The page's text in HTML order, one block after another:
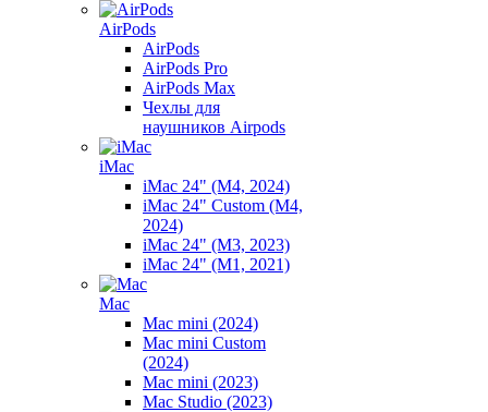
AirPods
AirPods
AirPods Pro
AirPods Max
Чехлы для
наушников Airpods
iMac
iMac 24" (M4, 2024)
iMac 24" Custom (M4,
2024)
iMac 24" (M3, 2023)
iMac 24" (M1, 2021)
Mac
Mac mini (2024)
Mac mini Custom
(2024)
Mac mini (2023)
Mac Studio (2023)